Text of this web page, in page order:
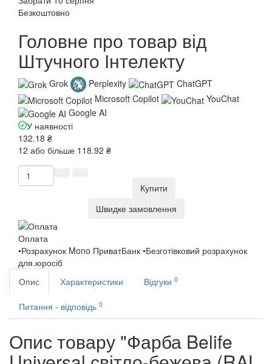
Безкоштовно
Головне про товар від
Штучного Інтелекту
Grok Perplexity
ChatGPT
Microsoft Copilot
YouChat
Google AI
У наявності
132.18 ₴
12 або більше 118.92 ₴
Купити
Швидке замовлення
Оплата
•Розрахунок Mono ПриватБанк •Безготівковий розрахунок
для.юросіб
Опис
Характеристики Відгуки 0
Питання - відповідь 0
Опис товару "Фарба Belife